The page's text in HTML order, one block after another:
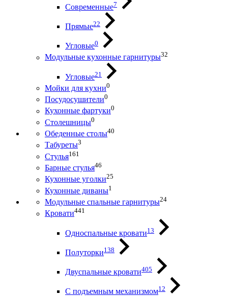
Современные7
Прямые22
Угловые0
Модульные кухонные гарнитуры32
Угловые21
Мойки для кухни0
Посудосушители0
Кухонные фартуки0
Столешницы0
Обеденные столы40
Табуреты3
Стулья161
Барные стулья46
Кухонные уголки25
Кухонные диваны1
Модульные спальные гарнитуры24
Кровати441
Односпальные кровати13
Полуторки138
Двуспальные кровати405
С подъемным механизмом12